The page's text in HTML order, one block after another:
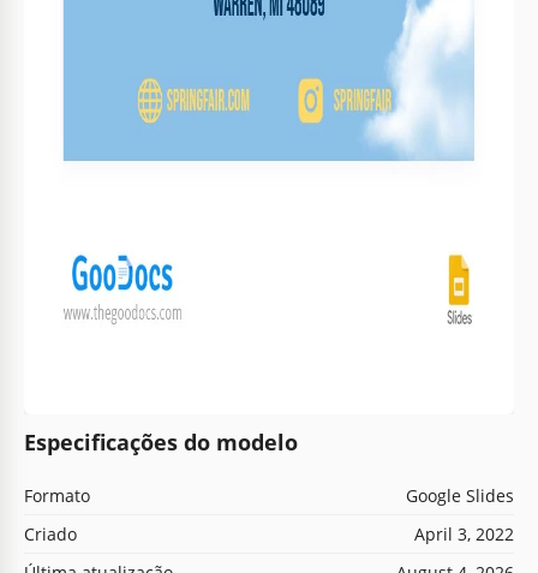
Especificações do modelo
Formato
Google Slides
Criado
April 3, 2022